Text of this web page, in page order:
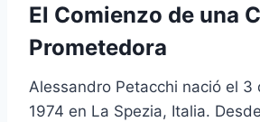
El Comienzo de una
Prometedora
Alessandro Petacchi nació el 3
1974 en La Spezia, Italia.